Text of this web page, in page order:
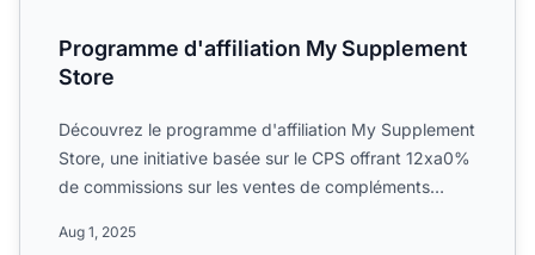
Programme d'affiliation My Supplement
Store
Découvrez le programme d'affiliation My Supplement
Store, une initiative basée sur le CPS offrant 12xa0%
de commissions sur les ventes de compléments
Aug 1, 2025